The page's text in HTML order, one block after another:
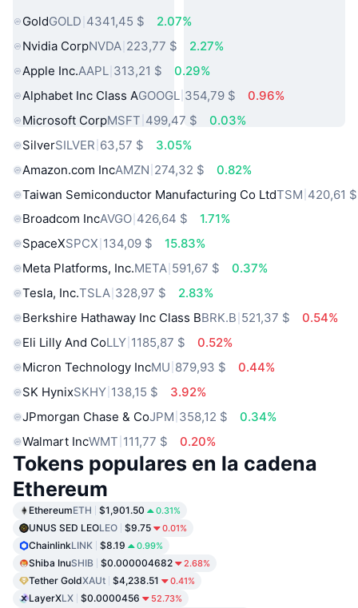
GoldGOLD 4341,45 $
2.07%
Nvidia CorpNVDA 223,77 $
2.27%
Apple Inc.AAPL 313,21 $
0.29%
Alphabet Inc Class AGOOGL 354,79 $
0.96%
Microsoft CorpMSFT 499,47 $
0.03%
SilverSILVER 63,57 $
3.05%
Amazon.com IncAMZN 274,32 $
0.82%
Taiwan Semiconductor Manufacturing Co LtdTSM 420,61 $
Broadcom IncAVGO 426,64 $
1.71%
SpaceXSPCX 134,09 $
15.83%
Meta Platforms, Inc.META 591,67 $
0.37%
Tesla, Inc.TSLA 328,97 $
2.83%
Berkshire Hathaway Inc Class BBRK.B 521,37 $
0.54%
Eli Lilly And CoLLY 1185,87 $
0.52%
Micron Technology IncMU 879,93 $
0.44%
SK HynixSKHY 138,15 $
3.92%
JPmorgan Chase & CoJPM 358,12 $
0.34%
Walmart IncWMT 111,77 $ 0.20%
Tokens populares en la cadena
Ethereum
EthereumETH $1,901.50 0.31%
UNUS SED LEOLEO $9.75 0.01%
ChainlinkLINK $8.19 0.99%
Shiba InuSHIB $0.000004682 2.68%
Tether GoldXAUt $4,238.51 0.41%
LayerXLX $0.0000456 52.73%